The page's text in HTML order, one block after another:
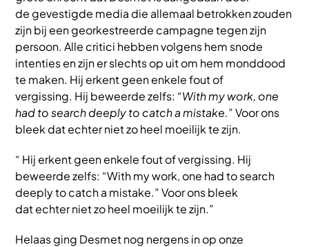
de gevestigde media die allemaal betrokken zouden
zijn bij een georkestreerde campagne tegen zijn
persoon. Alle critici hebben volgens hem snode
intenties en zijn er slechts op uit om hem monddood
te maken. Hij erkent geen enkele fout of
vergissing. Hij beweerde zelfs: “With my work, one
had to search deeply to catch a mistake.” Voor ons
bleek dat echter niet zo heel moeilijk te zijn.
“ Hij erkent geen enkele fout of vergissing. Hij
beweerde zelfs: “With my work, one had to search
deeply to catch a mistake.” Voor ons bleek
dat echter niet zo heel moeilijk te zijn.”
Helaas ging Desmet nog nergens in op onze